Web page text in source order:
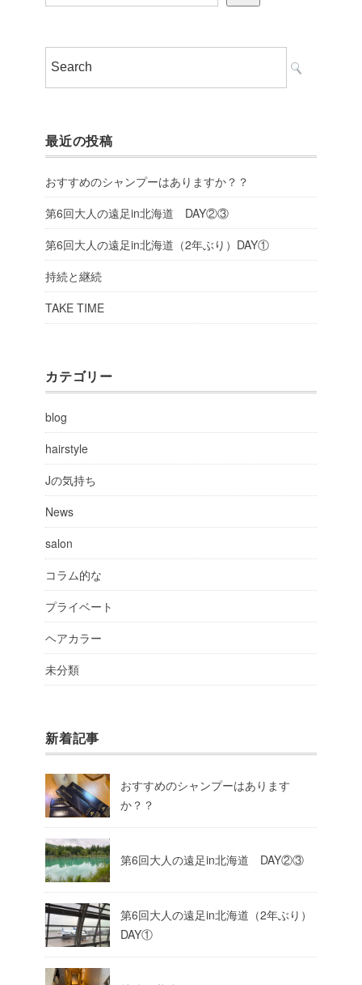
最近の投稿
おすすめのシャンプーはありますか？？
第6回大人の遠足in北海道 DAY②③
第6回大人の遠足in北海道（2年ぶり）DAY①
持続と継続
TAKE TIME
カテゴリー
blog
hairstyle
Jの気持ち
News
salon
コラム的な
プライベート
ヘアカラー
未分類
新着記事
おすすめのシャンプーはあります
か？？
第6回大人の遠足in北海道 DAY②③
第6回大人の遠足in北海道（2年ぶり）
DAY①